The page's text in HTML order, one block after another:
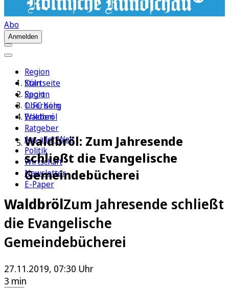
Abo
Anmelden
Region
Köln
Sport
1. FC Köln
Erleben
Ratgeber
Aus aller Welt
Politik
Wirtschaft
Newsletter
E-Paper
Startseite
Region
Oberberg
Waldbröl
Waldbröl: Zum Jahresende
schließt die Evangelische
Gemeindebücherei
WaldbrölZum Jahresende schließt
die Evangelische
Gemeindebücherei
27.11.2019, 07:30 Uhr
3 min